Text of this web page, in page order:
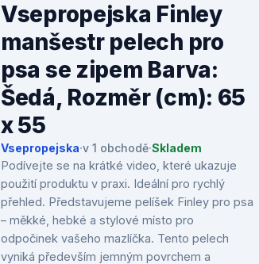
Vsepropejska Finley
manšestr pelech pro
psa se zipem Barva:
Šedá, Rozměr (cm): 65
x 55
Vsepropejska·v 1 obchodě·Skladem
Podívejte se na krátké video, které ukazuje
použití produktu v praxi. Ideální pro rychlý
přehled. Představujeme pelíšek Finley pro psa
– měkké, hebké a stylové místo pro
odpočinek vašeho mazlíčka. Tento pelech
vyniká především jemným povrchem a